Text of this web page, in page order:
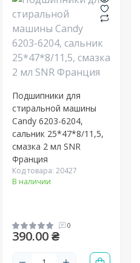
Подшипники для
стиральной машины
Candy 6203-6204,
сальник 25*47*8/11,5,
смазка 2 мл SNR
Франция
Код товара: 20427
В наличии
0
390.00 ₴